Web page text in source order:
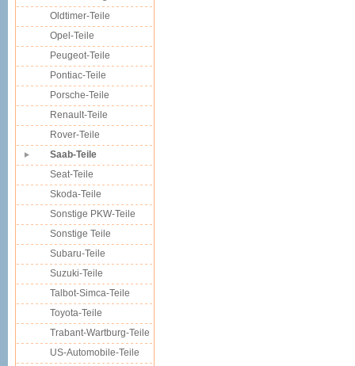
Oldtimer-Teile
Opel-Teile
Peugeot-Teile
Pontiac-Teile
Porsche-Teile
Renault-Teile
Rover-Teile
Saab-Teile
Seat-Teile
Skoda-Teile
Sonstige PKW-Teile
Sonstige Teile
Subaru-Teile
Suzuki-Teile
Talbot-Simca-Teile
Toyota-Teile
Trabant-Wartburg-Teile
US-Automobile-Teile